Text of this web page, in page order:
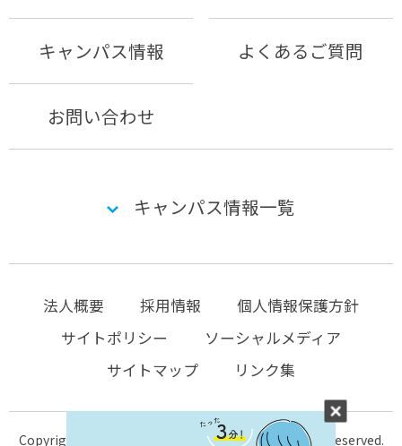
キャンパス情報 よくあるご質問
お問い合わせ
キャンパス情報一覧
法人概要 採用情報
個人情報保護方針
サイトポリシー
ソーシャルメディア
サイトマップ
リンク集
Copyright © 2004-2026 KTC-school.com All Rights Reserved.